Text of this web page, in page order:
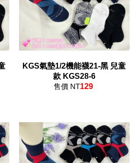
KGS氣墊1/2機能襪21-黑 兒童
款 KGS28-6
售價 NT129